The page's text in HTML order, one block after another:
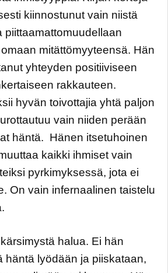
kiinnostunut vain niistä
piittaamattomuudellaan
mitättömyyteensä. Hän
yhteyden positiiviseen
rakkauteen.
hyvän toivottajia yhtä paljon
vain niiden perään
häntä. Hänen itsetuhoinen
kaikki ihmiset vain
pyrkimyksessä, jota ei
On vain infernaalinen taistelu
halua. Ei hän
häntä lyödään ja piiskataan,